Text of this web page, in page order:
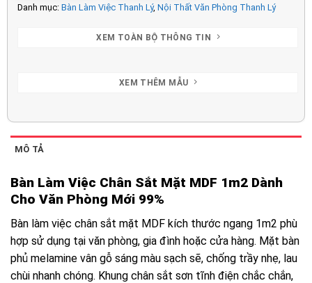
Danh mục: Bàn Làm Việc Thanh Lý, Nội Thất Văn Phòng Thanh Lý
XEM TOÀN BỘ THÔNG TIN
XEM THÊM MẪU
MÔ TẢ
Bàn Làm Việc Chân Sắt Mặt MDF 1m2 Dành
Cho Văn Phòng Mới 99%
Bàn làm việc chân sắt mặt MDF kích thước ngang 1m2 phù
hợp sử dụng tại văn phòng, gia đình hoặc cửa hàng. Mặt bàn
phủ melamine vân gỗ sáng màu sạch sẽ, chống trầy nhẹ, lau
chùi nhanh chóng. Khung chân sắt sơn tĩnh điện chắc chắn,